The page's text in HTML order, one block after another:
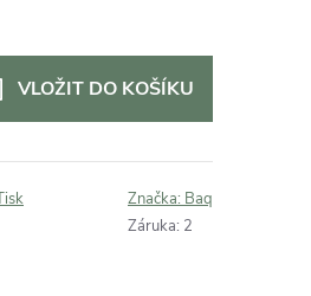
VLOŽIT DO KOŠÍKU
Značka: Baq
Záruka: 2